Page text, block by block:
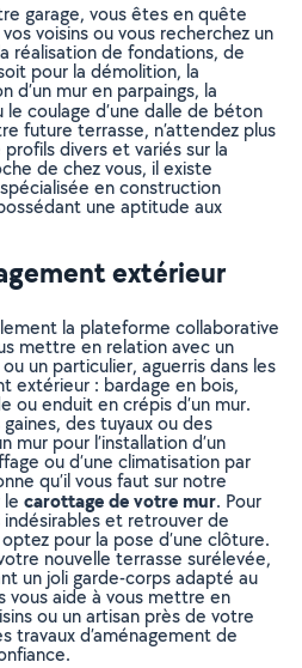
garage, vous êtes en quête
voisins ou vous recherchez un
réalisation de fondations, de
pour la démolition, la
d’un mur en parpaings, la
le coulage d’une dalle de béton
future terrasse, n’attendez plus
divers et variés sur la
de chez vous, il existe
en construction
une aptitude aux
extérieur
la plateforme collaborative
mettre en relation avec un
un particulier, aguerris dans les
extérieur : bardage en bois,
ou enduit en crépis d’un mur.
des tuyaux ou des
mur pour l’installation d’un
ou d’une climatisation par
qu’il vous faut sur notre
carottage de votre mur. Pour
et retrouver de
pour la pose d’une clôture.
nouvelle terrasse surélevée,
un joli garde-corps adapté au
vous aide à vous mettre en
ou un artisan près de votre
travaux d’aménagement de